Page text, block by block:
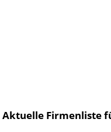
Aktuelle Firmenliste